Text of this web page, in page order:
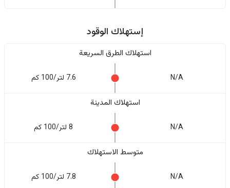
إستهلاك الوقود
استهلاك الطرق السريعة
N/A 7.6 لتر/100 كم
استهلاك المدينة
N/A 8 لتر/100 كم
متوسط الاستهلاك
N/A 7.8 لتر/100 كم